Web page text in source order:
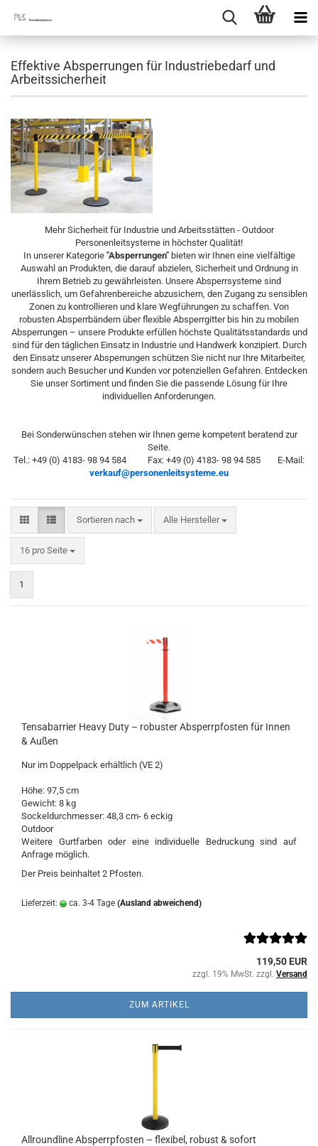
Effektive Absperrungen für Industriebedarf und
Arbeitssicherheit
Mehr Sicherheit für Industrie und Arbeitsstätten - Outdoor
Personenleitsysteme in höchster Qualität!
In unserer Kategorie "Absperrungen"bieten wir Ihnen eine vielfältige
Auswahl an Produkten, die darauf abzielen, Sicherheit und Ordnung in
Ihrem Betrieb zu gewährleisten. Unsere Absperrsysteme sind
unerlässlich, um Gefahrenbereiche abzusichern, den Zugang zu sensiblen
Zonen zu kontrollieren und klare Wegführungen zu schaffen. Von
robusten Absperrbändern über flexible Absperrgitter bis hin zu mobilen
Absperrungen – unsere Produkte erfüllen höchste Qualitätsstandards und
sind für den täglichen Einsatz in Industrie und Handwerk konzipiert. Durch
den Einsatz unserer Absperrungen schützen Sie nicht nur Ihre Mitarbeiter,
sondern auch Besucher und Kunden vor potenziellen Gefahren. Entdecken
Sie unser Sortiment und finden Sie die passende Lösung für Ihre
individuellen Anforderungen.​
Bei Sonderwünschen stehen wir Ihnen gerne kompetent beratend zur
Seite.
Tel.: +49 (0) 4183- 98 94 584 Fax: +49 (0) 4183- 98 94 585 E-Mail:
verkauf@personenleitsysteme.eu
Sortieren nach
Sortieren nach Alle Hersteller
16 pro Seite
pro Seite
1
Tensabarrier Heavy Duty – robuster Absperrpfosten für Innen
& Außen
Nur im Doppelpack erhältlich (VE 2)
Höhe: 97,5 cm
Gewicht: 8 kg
Sockeldurchmesser: 48,3 cm- 6 eckig
Outdoor
Weitere Gurtfarben oder eine individuelle Bedruckung sind auf
Anfrage möglich.
Der Preis beinhaltet 2 Pfosten.
Lieferzeit: ca. 3-4 Tage (Ausland abweichend)
119,50 EUR
zzgl. 19% MwSt. zzgl. Versand
ZUM ARTIKEL
Allroundline Absperrpfosten – flexibel, robust & sofort